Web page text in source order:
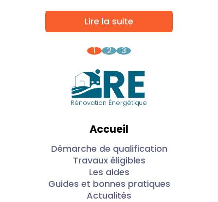
Lire la suite
1 2 3
Rénovation Énergétique
Accueil
Démarche de qualification
Travaux éligibles
Les aides
Guides et bonnes pratiques
Actualités